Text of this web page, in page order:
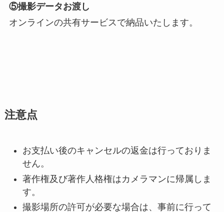
⑤撮影データお渡し
オンラインの共有サービスで納品いたします。
注意点
お支払い後のキャンセルの返金は行っておりま
せん。
著作権及び著作人格権はカメラマンに帰属しま
す。
撮影場所の許可が必要な場合は、事前に行って